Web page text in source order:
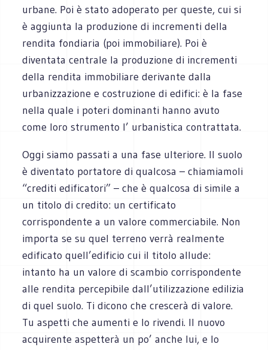
urbane. Poi è stato adoperato per queste, cui si
è aggiunta la produzione di incrementi della
rendita fondiaria (poi immobiliare). Poi è
diventata centrale la produzione di incrementi
della rendita immobiliare derivante dalla
urbanizzazione e costruzione di edifici: è la fase
nella quale i poteri dominanti hanno avuto
come loro strumento l’ urbanistica contrattata.
Oggi siamo passati a una fase ulteriore. Il suolo
è diventato portatore di qualcosa – chiamiamoli
“crediti edificatori” – che è qualcosa di simile a
un titolo di credito: un certificato
corrispondente a un valore commerciabile. Non
importa se su quel terreno verrà realmente
edificato quell’edificio cui il titolo allude:
intanto ha un valore di scambio corrispondente
alle rendita percepibile dall’utilizzazione edilizia
di quel suolo. Ti dicono che crescerà di valore.
Tu aspetti che aumenti e lo rivendi. Il nuovo
acquirente aspetterà un po’ anche lui, e lo